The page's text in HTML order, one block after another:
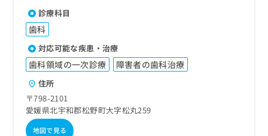
診療科目
歯科
対応可能な疾患・治療
歯科領域の一次診療 障害者の歯科治療
住所
〒798-2101
愛媛県北宇和郡松野町大字松丸259
地図で見る